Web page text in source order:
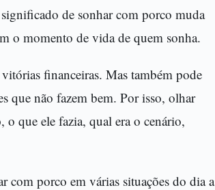
de sonhar com porco muda
o momento de vida de quem sonha.
financeiras. Mas também pode
que não fazem bem. Por isso, olhar
que ele fazia, qual era o cenário,
com porco em várias situações do dia a